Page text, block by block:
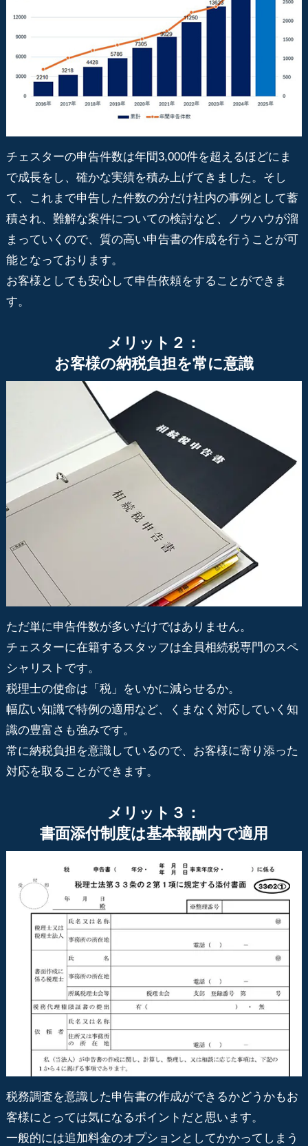
チェスターの申告件数は年間3,000件を超えるほどにま
で成長をし、確かな実績を積み上げてきました。そし
て、これまで申告した件数の分だけ社内の事例として蓄
積され、難解な案件についての検討など、ノウハウが溜
まっていくので、質の高い申告書の作成を行うことが可
能となっております。
お客様としても安心して申告依頼をすることができま
す。
メリット２：
お客様の納税負担を常に意識
ただ単に申告件数が多いだけではありません。
チェスターに在籍するスタッフは全員相続税専門のスペ
シャリストです。
税理士の使命は「税」をいかに減らせるか。
幅広い知識で特例の適用など、くまなく対応していく知
識の豊富さも強みです。
常に納税負担を意識しているので、お客様に寄り添った
対応を取ることができます。
メリット３：
書面添付制度は基本報酬内で適用
税務調査を意識した申告書の作成ができるかどうかもお
客様にとっては気になるポイントだと思います。
一般的には追加料金のオプションとしてかかってしまう